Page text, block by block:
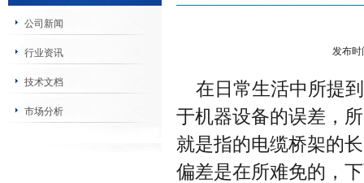
公司新闻
行业资讯
技术文档
市场分析
发布时
在日常生活中所提
于机器设备的误差，
就是指的电缆桥架的
偏差是在所难免的，